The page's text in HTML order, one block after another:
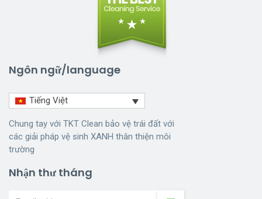
Ngôn ngữ/language
Tiếng Việt
Chung tay với TKT Clean bảo vệ trái đất với
các giải pháp vệ sinh XANH thân thiện môi
trường
Nhận thư tháng